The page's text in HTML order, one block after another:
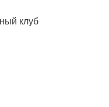
клуб